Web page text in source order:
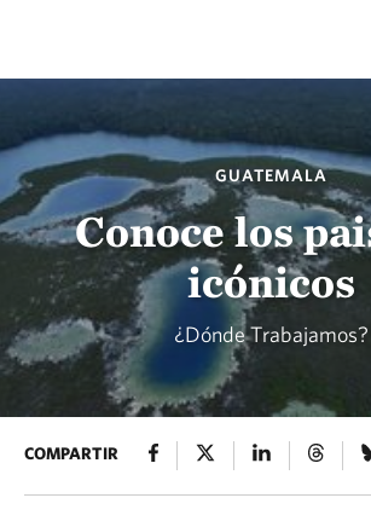
GUATEMALA
Conoce los
icónicos
¿Dónde Trabajamos?
COMPARTIR